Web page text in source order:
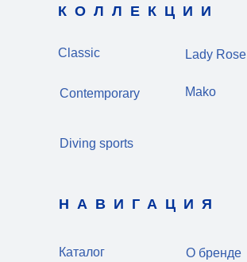
О бренде
Каталог
Lady Rose
Diving sports
Contemporary
НАВИГАЦИЯ
КОЛЛЕКЦИИ
Classic
Mako